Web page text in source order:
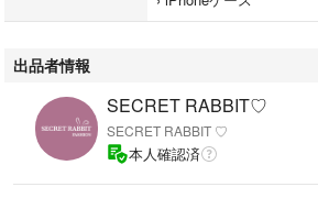
キラキラしていてとても綺麗♡
高級感があるメタリックのミラーデザイン♪
ハート型のラインストーンが可愛すぎる♥
プレゼントしても喜ばれること間違いなしの
出品者情報
SECRET RABBIT♡
SECRET RABBIT ♡
本人確認済